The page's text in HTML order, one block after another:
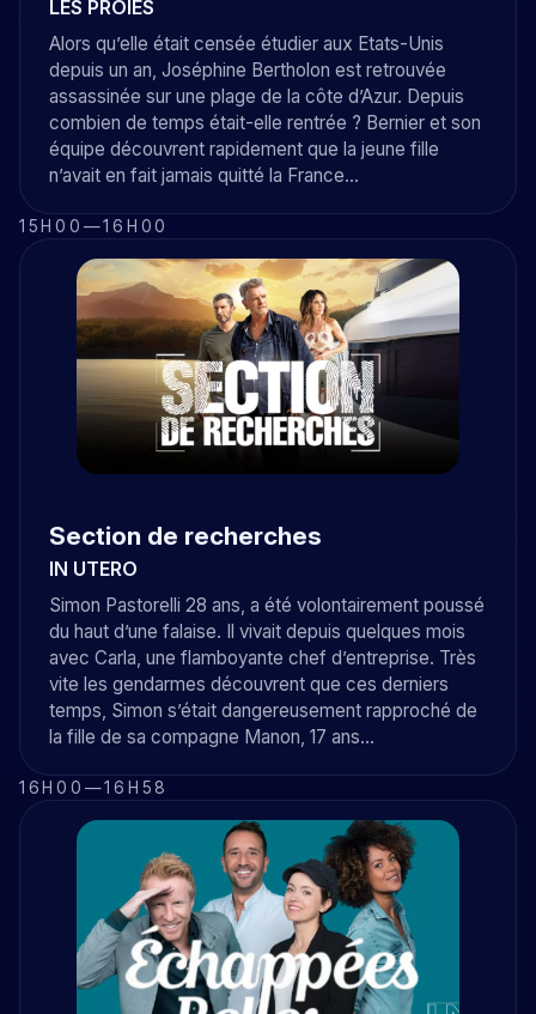
LES PROIES
Alors qu’elle était censée étudier aux Etats-Unis
depuis un an, Joséphine Bertholon est retrouvée
assassinée sur une plage de la côte d’Azur. Depuis
combien de temps était-elle rentrée ? Bernier et son
équipe découvrent rapidement que la jeune fille
n’avait en fait jamais quitté la France…
15H00 —16H00
Section de recherches
IN UTERO
Simon Pastorelli 28 ans, a été volontairement poussé
du haut d’une falaise. Il vivait depuis quelques mois
avec Carla, une flamboyante chef d’entreprise. Très
vite les gendarmes découvrent que ces derniers
temps, Simon s’était dangereusement rapproché de
la fille de sa compagne Manon, 17 ans…
16H00 —16H58